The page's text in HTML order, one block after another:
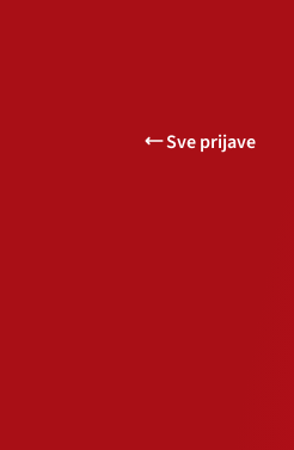
Sve prijave